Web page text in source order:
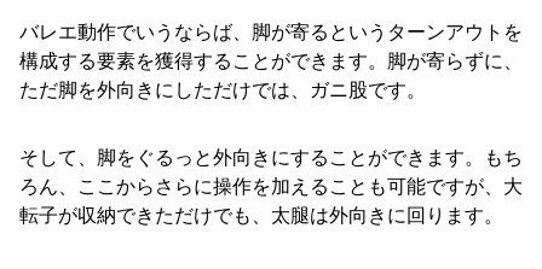
バレエ動作でいうならば、脚が寄るというターンアウトを
構成する要素を獲得することができます。脚が寄らずに、
ただ脚を外向きにしただけでは、ガニ股です。
そして、脚をぐるっと外向きにすることができます。もち
ろん、ここからさらに操作を加えることも可能ですが、大
転子が収納できただけでも、太腿は外向きに回ります。